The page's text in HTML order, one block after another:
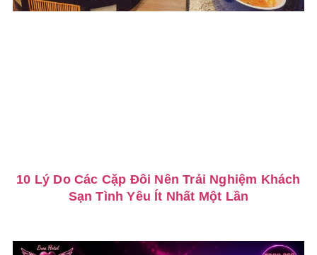
10 Lý Do Các Cặp Đôi Nên Trải Nghiệm Khách
Sạn Tình Yêu Ít Nhất Một Lần